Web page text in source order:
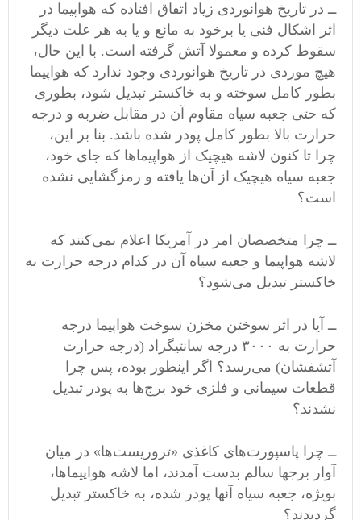
ــ در تاریخ هوانوردی زیاد اتفاق افتاده که هواپیما در
اثر اشکال فنی یا برخود به مانع و یا به هر علت دیگر
سقوط کرده و معمولا آتش گرفته است. با این حال،
هیچ موردی در تاریخ هوانوردی وجود ندارد که هواپیما
بطور کامل سوخته و به خاکستر تبدیل شود، بطوری
که حتی جعبه سیاه مقاوم آن در مقابل ضربه و درجه
حرارت بالا بطور کامل پودر شده باشد. بنا بر این،
چرا تا کنون لاشه هیچیک از هواپیماها که جای خود،
جعبه سیاه هیچیک از آن‌ها یافته و رمزگشایی نشده
است؟
ــ چرا متخصصان امر در آمریکا اعلام نمی‌کنند که
لاشه هواپیما و جعبه سیاه آن در کدام درجه حرارت به
خاکستر تبدیل می‌شود؟
ــ آیا در اثر سوختن مخزن سوخت هواپیما درجه
حرارت به ٣٠٠٠ درجه سانتیگراد (درجه حرارت
آتشفشان) می‌رسد؟ اگر اینطور بوده، پس چرا
قطعات سیمانی و فلزی خود برج‌ها به پودر تبدیل
نشدند؟
ــ چرا پاسپورت‌های کاغذی «تروریست‌ها» در میان
آوار برجها سالم بدست آمدند، اما لاشه هواپیماها،
بویژه، جعبه سیاه آنها پودر شده، به خاکستر تبدیل
گردیدند؟